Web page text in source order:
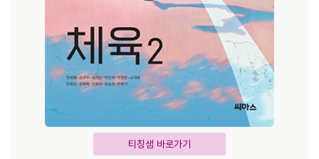
티칭샘 바로가기